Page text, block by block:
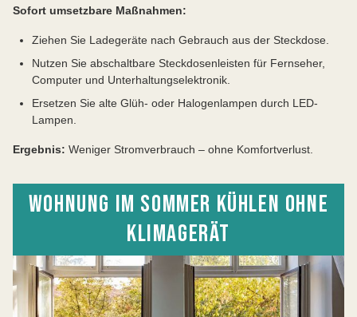
Sofort umsetzbare Maßnahmen:
Ziehen Sie Ladegeräte nach Gebrauch aus der Steckdose.
Nutzen Sie abschaltbare Steckdosenleisten für Fernseher,
Computer und Unterhaltungselektronik.
Ersetzen Sie alte Glüh- oder Halogenlampen durch LED-
Lampen.
Ergebnis: Weniger Stromverbrauch – ohne Komfortverlust.
WOHNUNG IM SOMMER KÜHLEN OHNE
KLIMAGERÄT